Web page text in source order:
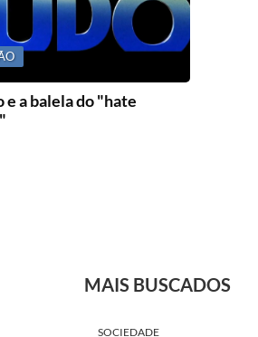
e a balela do "hate
MAIS BUSCADOS
SOCIEDADE